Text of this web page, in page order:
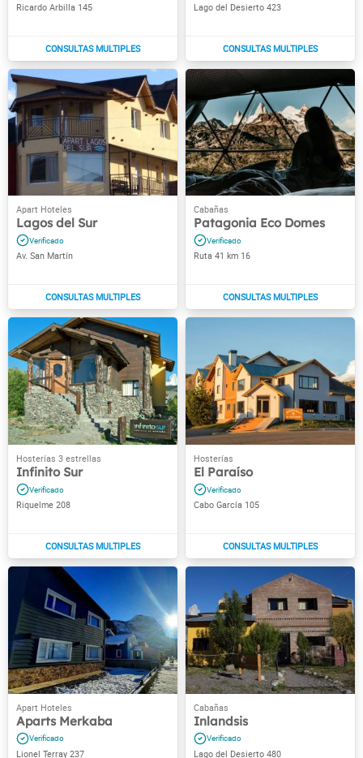
Ricardo Arbilla 145 Lago del Desierto 423
Lagos del Sur
Av. San Martín
Patagonia Eco Domes
Ruta 41 km 16
Infinito Sur
Riquelme 208
El Paraíso
Cabo García 105
Aparts Merkaba
Lionel Terray 237
Inlandsis
Lago del Desierto 480